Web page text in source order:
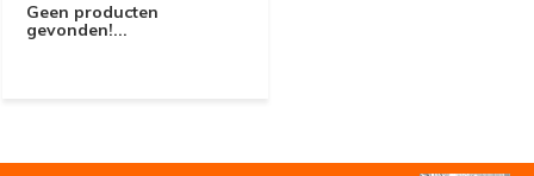
Geen producten
gevonden!...